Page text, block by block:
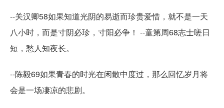
--关汉卿58如果知道光阴的易逝而珍贵爱惜，就不是一天
八小时，而是寸阴必珍，寸阳必争！ --童第周68志士嗟日
短，愁人知夜长。
--陈毅69如果青春的时光在闲散中度过，那么回忆岁月将
会是一场凄凉的悲剧。